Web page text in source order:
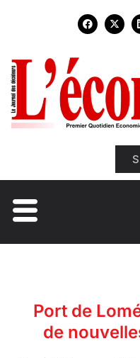
Port de
de